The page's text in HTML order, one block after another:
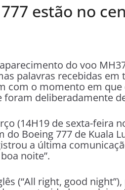
estão no
do voo
palavras recebidas em
com o momento em
foram deliberadamente
(14H19 de sexta-feira
do Boeing 777 de Kuala
a última
noite”.
(“All right, good